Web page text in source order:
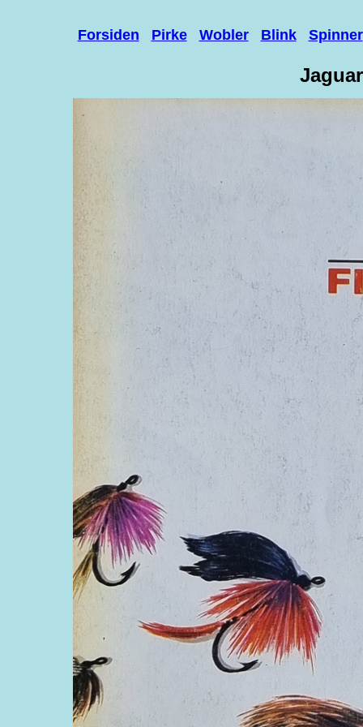
Forsiden Pirke Wobler Blink Spinner